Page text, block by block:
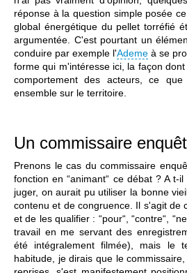
réponse à la question simple posée
global énergétique du pellet torréfié
argumentée. C'est pourtant un
conduire par exemple l'Ademe à se
forme qui m'intéresse ici, la façon
comportement des acteurs, ce
ensemble sur le territoire.
Un commissaire
Prenons le cas du commissaire
fonction en “animant“ ce débat ? A t-
juger, on aurait pu utiliser la bonne
contenu et de congruence. Il s'agit de
et de les qualifier : “pour“, “contre“,
travail en me servant des
été intégralement filmée), mais le
habitude, je dirais que le